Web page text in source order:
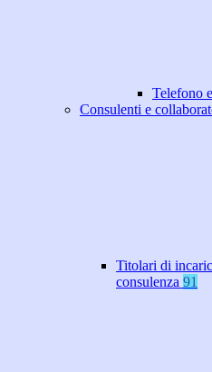
Telefono
Consulenti e
Titolari di
consulenza 91